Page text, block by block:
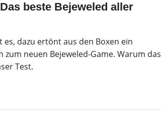
beste Bejeweled aller
dazu ertönt aus den Boxen ein
zum neuen Bejeweled-Game. Warum das
Test.